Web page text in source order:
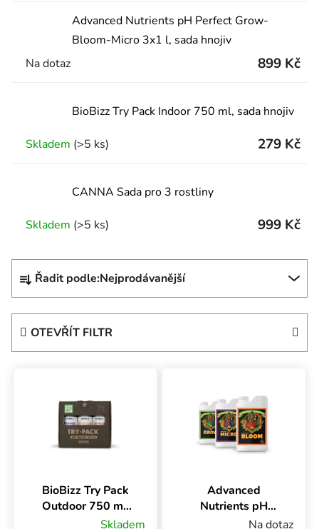
Advanced Nutrients pH Perfect Grow-
Bloom-Micro 3x1 l, sada hnojiv
Na dotaz
899 Kč
BioBizz Try Pack Indoor 750 ml, sada hnojiv
Skladem (>5 ks) 279 Kč
CANNA Sada pro 3 rostliny
Skladem (>5 ks) 999 Kč
Řazení produktů
Řadit podle:Nejprodávanější
OTEVŘÍT FILTR
BioBizz Try Pack
Outdoor 750 ml,
sada hnojivSkladem
Advanced
Nutrients pH
Perfect Grow-Na dotaz